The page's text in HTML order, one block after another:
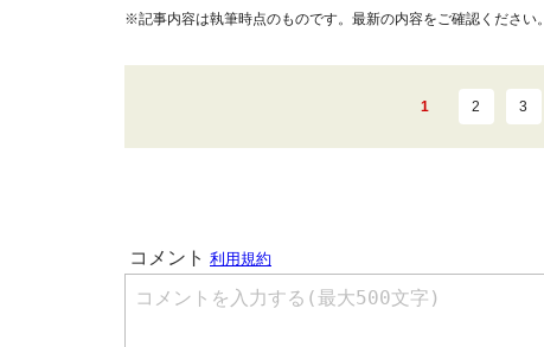
※記事内容は執筆時点のものです。最新の内容をご確認ください。
1 2 3